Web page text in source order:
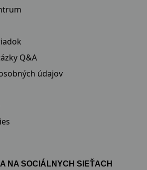
Q&A
údajov
NA SOCIÁLNYCH SIEŤACH